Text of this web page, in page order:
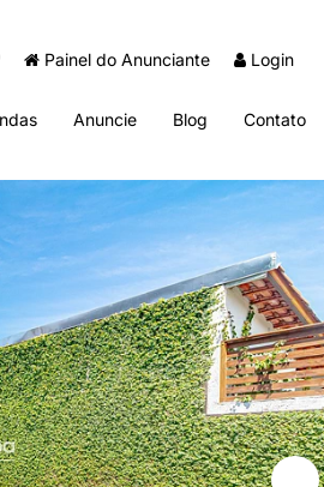
Painel do Anunciante Login
Anuncie Blog Contato